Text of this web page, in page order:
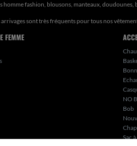
homme fashion, blousons, manteaux,
arrivages sont très fréquents pour tous nos
FEMME
NO
Bob
Sac